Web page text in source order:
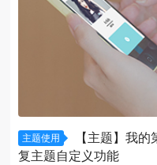
主题使用
【主题】我
复主题自定义功能